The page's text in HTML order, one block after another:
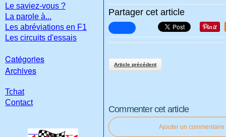
Partager cet article
Article précédent
Commenter cet article
Ajouter un commentaire
Le saviez-vous ?
La parole à...
Les abréviations en F1
Les circuits d'essais
Catégories
Archives
Tchat
Contact